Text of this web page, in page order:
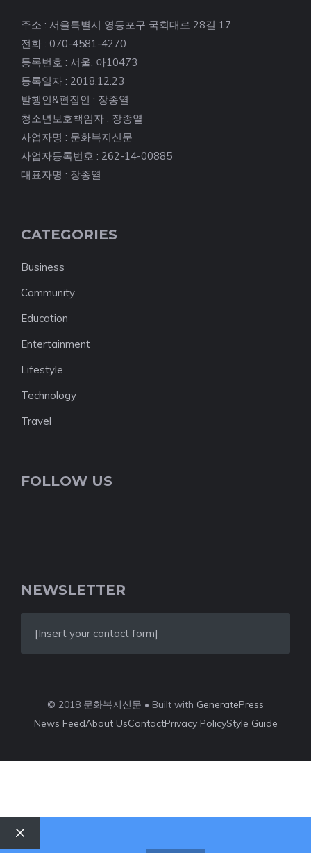
주소 : 서울특별시 영등포구 국회대로 28길 17
전화 : 070-4581-4270
등록번호 : 서울, 아10473
등록일자 : 2018.12.23
발행인&편집인 : 장종열
청소년보호책임자 : 장종열
사업자명 : 문화복지신문
사업자등록번호 : 262-14-00885
대표자명 : 장종열
CATEGORIES
Business
Community
Education
Entertainment
Lifestyle
Technology
Travel
FOLLOW US
NEWSLETTER
[Insert your contact form]
© 2018 문화복지신문 • Built with GeneratePress
News FeedAbout UsContactPrivacy PolicyStyle Guide
Close